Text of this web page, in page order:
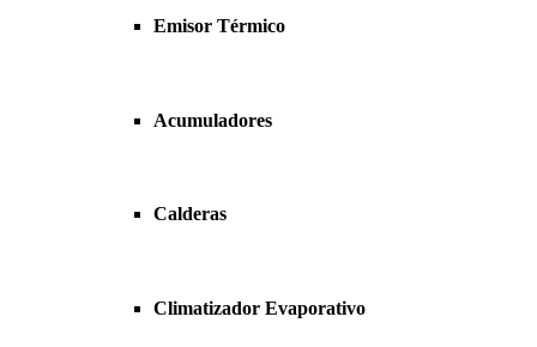
Emisor Térmico
Acumuladores
Calderas
Climatizador Evaporativo